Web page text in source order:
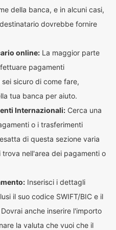
della banca, e in alcuni casi,
dovrebbe fornire
online: La maggior parte
pagamenti
sicuro di come fare,
tua banca per aiuto.
Internazionali: Cerca una
o i trasferimenti
di questa sezione varia
nell'area dei pagamenti o
Inserisci i dettagli
il suo codice SWIFT/BIC e il
anche inserire l'importo
la valuta che vuoi che il